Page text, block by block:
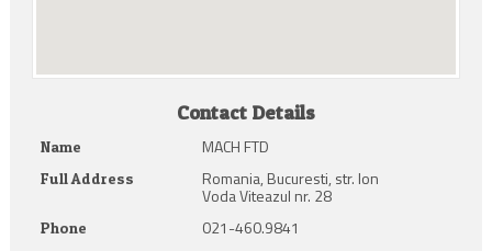
Contact Details
Name MACH FTD
Full Address Romania, Bucuresti, str. Ion
Voda Viteazul nr. 28
Phone 021-460.9841